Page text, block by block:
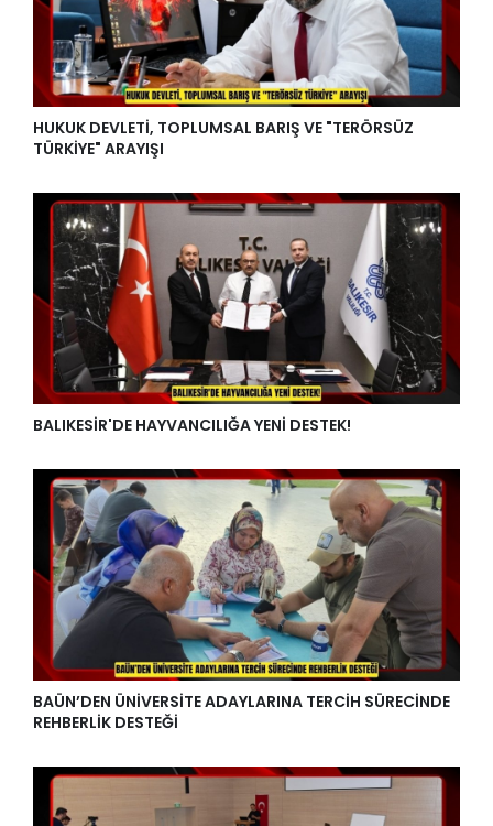
HUKUK DEVLETİ, TOPLUMSAL BARIŞ VE "TERÖRSÜZ
TÜRKİYE" ARAYIŞI
BALIKESİR'DE HAYVANCILIĞA YENİ DESTEK!
BAÜN’DEN ÜNİVERSİTE ADAYLARINA TERCİH SÜRECİNDE
REHBERLİK DESTEĞİ